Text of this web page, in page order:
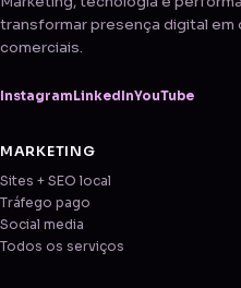
transformar presença digital em
comerciais.
Instagram LinkedInYouTube
MARKETING
Sites + SEO local
Tráfego pago
Social media
Todos os serviços